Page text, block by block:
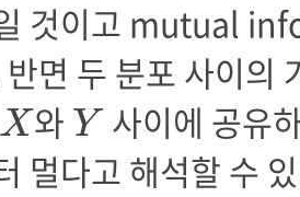
것이고 mutual
면 두 분포 사이의
X
X 와 Y
Y사이에 공유
멀다고 해석할 수